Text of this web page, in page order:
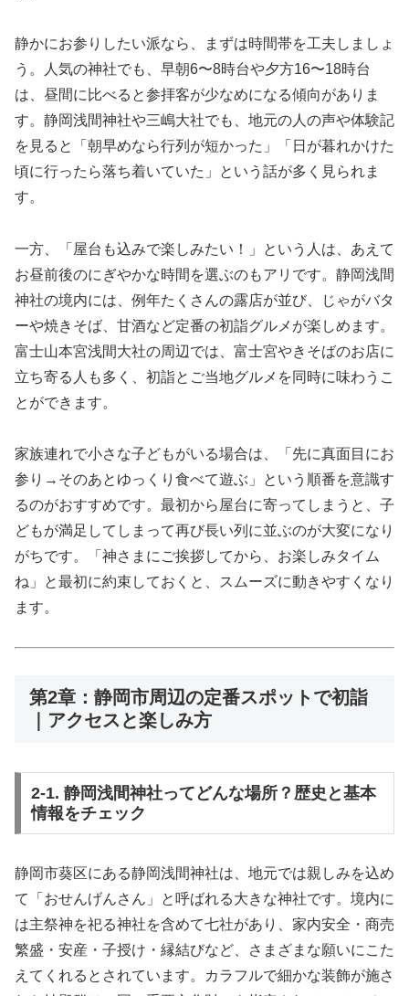
静かにお参りしたい派なら、まずは時間帯を工夫しましょ
う。人気の神社でも、早朝6〜8時台や夕方16〜18時台
は、昼間に比べると参拝客が少なめになる傾向がありま
す。静岡浅間神社や三嶋大社でも、地元の人の声や体験記
を見ると「朝早めなら行列が短かった」「日が暮れかけた
頃に行ったら落ち着いていた」という話が多く見られま
す。
一方、「屋台も込みで楽しみたい！」という人は、あえて
お昼前後のにぎやかな時間を選ぶのもアリです。静岡浅間
神社の境内には、例年たくさんの露店が並び、じゃがバタ
ーや焼きそば、甘酒など定番の初詣グルメが楽しめます。
富士山本宮浅間大社の周辺では、富士宮やきそばのお店に
立ち寄る人も多く、初詣とご当地グルメを同時に味わうこ
とができます。
家族連れで小さな子どもがいる場合は、「先に真面目にお
参り→そのあとゆっくり食べて遊ぶ」という順番を意識す
るのがおすすめです。最初から屋台に寄ってしまうと、子
どもが満足してしまって再び長い列に並ぶのが大変になり
がちです。「神さまにご挨拶してから、お楽しみタイム
ね」と最初に約束しておくと、スムーズに動きやすくなり
ます。
第2章：静岡市周辺の定番スポットで初詣
｜アクセスと楽しみ方
2-1. 静岡浅間神社ってどんな場所？歴史と基本
情報をチェック
静岡市葵区にある静岡浅間神社は、地元では親しみを込め
て「おせんげんさん」と呼ばれる大きな神社です。境内に
は主祭神を祀る神社を含めて七社があり、家内安全・商売
繁盛・安産・子授け・縁結びなど、さまざまな願いにこた
えてくれるとされています。カラフルで細かな装飾が施さ